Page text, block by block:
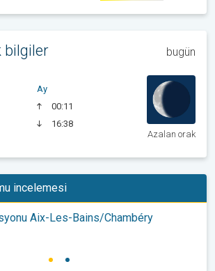
bilgiler bugün
Ay
00:11
16:38
Azalan orak
incelemesi
Aix-Les-Bains/Chambéry